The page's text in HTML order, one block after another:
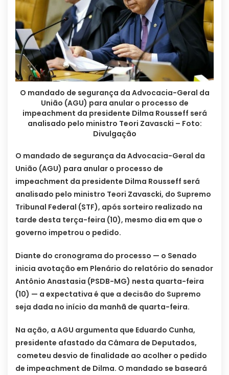
O mandado de segurança da Advocacia-Geral da
União (AGU) para anular o processo de
impeachment da presidente Dilma Rousseff será
analisado pelo ministro Teori Zavascki – Foto:
Divulgação
O mandado de segurança da Advocacia-Geral da
União (AGU) para anular o processo de
impeachment da presidente Dilma Rousseff será
analisado pelo ministro Teori Zavascki, do Supremo
Tribunal Federal (STF), após sorteiro realizado na
tarde desta terça-feira (10), mesmo dia em que o
governo impetrou o pedido.
Diante do cronograma do processo — o Senado
inicia avotação em Plenário do relatório do senador
Antônio Anastasia (PSDB-MG) nesta quarta-feira
(10) — a expectativa é que a decisão do Supremo
seja dada no início da manhã de quarta-feira.
Na ação, a AGU argumenta que Eduardo Cunha,
presidente afastado da Câmara de Deputados,
cometeu desvio de finalidade ao acolher o pedido
de impeachment de Dilma. O mandado se baseará